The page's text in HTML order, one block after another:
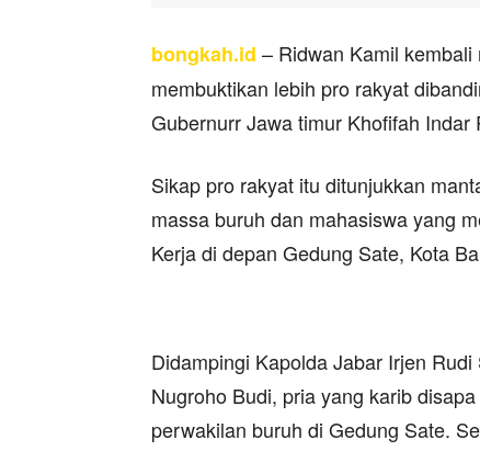
bongkah.id – Ridwan Kamil
membuktikan lebih pro rakyat
Gubernurr Jawa timur Khofifah Indar
Sikap pro rakyat itu ditunjukkan
massa buruh dan mahasiswa yang
Kerja di depan Gedung Sate, Kota
Didampingi Kapolda Jabar Irjen
Nugroho Budi, pria yang karib
perwakilan buruh di Gedung Sate.